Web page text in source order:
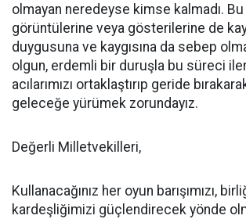
olmayan neredeyse kimse kalmadı.
görüntülerine veya gösterilerine de
duygusuna ve kaygısına da sebep
olgun, erdemli bir duruşla bu süreci
acılarımızı ortaklaştırıp geride
geleceğe yürümek zorundayız.
Değerli Milletvekilleri,
Kullanacağınız her oyun barışımızı,
kardeşliğimizi güçlendirecek yönde